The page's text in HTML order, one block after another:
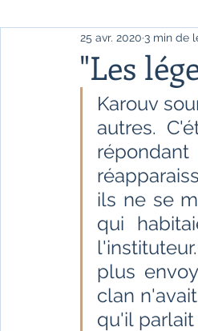
Livres de référence
Témoignages / Récits
Fêtes indiennes
Littérature tamoule
L'Inde vue par l'Occident
"Les
25 avr. 2020 3 min de
Karouv
autres.
ils ne se
qui
plus
clan
qu'il